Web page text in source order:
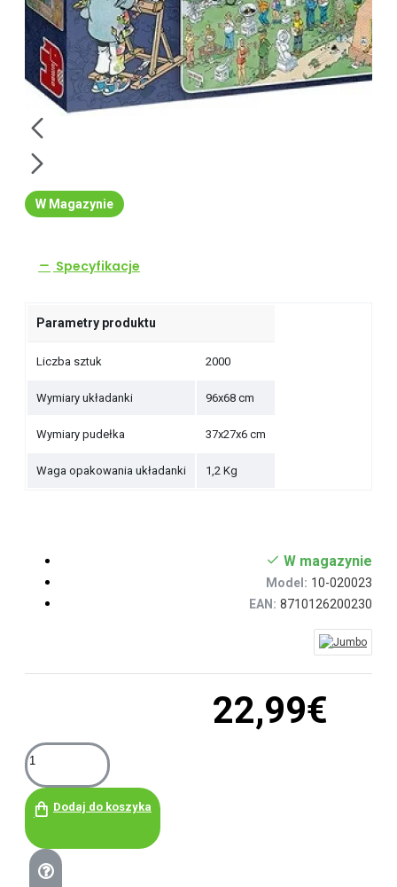
W Magazynie
Specyfikacje
Parametry produktu
Liczba sztuk 2000
Wymiary układanki 96x68 cm
Wymiary pudełka 37x27x6 cm
Waga opakowania układanki 1,2 Kg
22,99€
W magazynie
Model: 10-020023
EAN: 8710126200230
Dodaj do koszyka